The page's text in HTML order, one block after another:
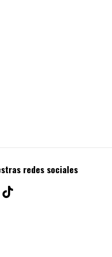
redes sociales